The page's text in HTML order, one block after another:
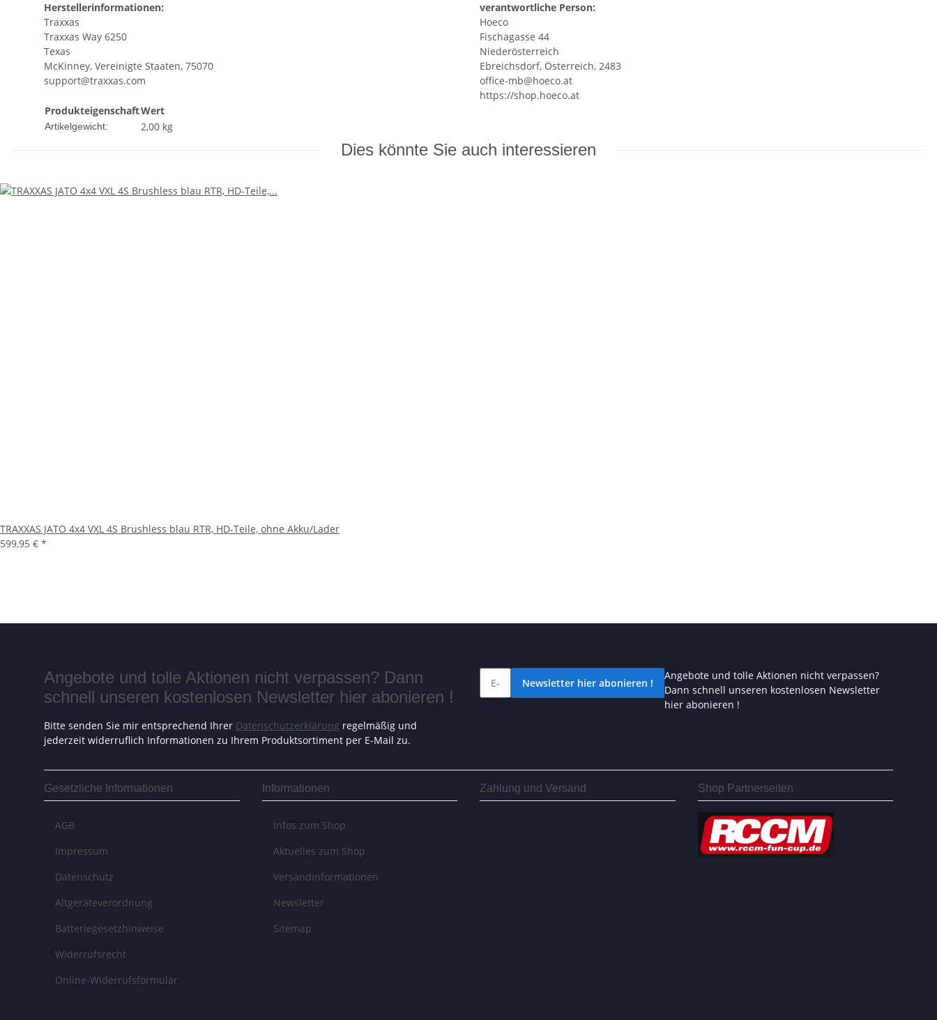
Herstellerinformationen:
Traxxas
Traxxas Way 6250
Texas
McKinney, Vereinigte Staaten, 75070
support@traxxas.com
verantwortliche Person:
Hoeco
Fischagasse 44
Niederösterreich
Ebreichsdorf, Österreich, 2483
office-mb@hoeco.at
https://shop.hoeco.at
ProdukteigenschaftWert
Artikelgewicht: 2,00 kg
Dies könnte Sie auch interessieren
TRAXXAS JATO 4x4 VXL 4S Brushless blau RTR, HD-Teile, ohne Akku/Lader
599,95 € *
Angebote und tolle Aktionen nicht verpassen? Dann
schnell unseren kostenlosen Newsletter hier abonieren !
Bitte senden Sie mir entsprechend Ihrer Datenschutzerklärung regelmäßig und
jederzeit widerruflich Informationen zu Ihrem Produktsortiment per E-Mail zu.
Newsletter hier abonieren !
Angebote und tolle Aktionen nicht verpassen?
Dann schnell unseren kostenlosen Newsletter
hier abonieren !
Gesetzliche Informationen
AGB
Impressum
Datenschutz
Altgeräteverordnung
Batteriegesetzhinweise
Widerrufsrecht
Online-Widerrufsformular
Informationen
Infos zum Shop
Aktuelles zum Shop
Versandinformationen
Newsletter
Sitemap
Zahlung und Versand Shop Partnerseiten